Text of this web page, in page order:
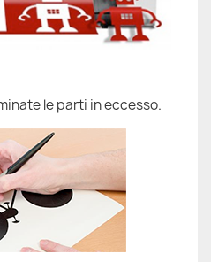
le parti in eccesso.